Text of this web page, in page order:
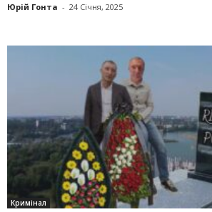
Юрій Гонта - 24 Січня, 2025
Кримінал